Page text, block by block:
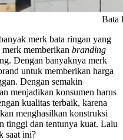
merk bata ringan yang
merk memberikan branding
Dengan banyaknya merk
untuk memberikan harga
Dengan semakin
menjadikan konsumen harus
kualitas terbaik, karena
menghasilkan konstruksi
tinggi dan tentunya kuat. Lalu
saat ini?